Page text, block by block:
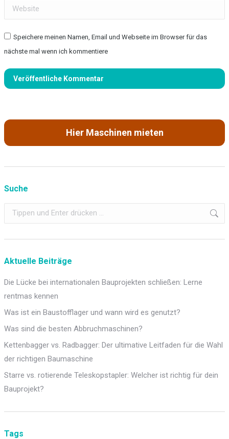
Website
Speichere meinen Namen, Email und Webseite im Browser für das
nächste mal wenn ich kommentiere
Veröffentliche Kommentar
Hier Maschinen mieten
Suche
Search:
Aktuelle Beiträge
Die Lücke bei internationalen Bauprojekten schließen: Lerne
rentmas kennen
Was ist ein Baustofflager und wann wird es genutzt?
Was sind die besten Abbruchmaschinen?
Kettenbagger vs. Radbagger: Der ultimative Leitfaden für die Wahl
der richtigen Baumaschine
Starre vs. rotierende Teleskopstapler: Welcher ist richtig für dein
Bauprojekt?
Tags